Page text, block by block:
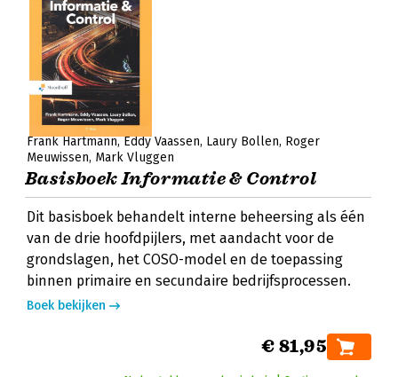
Frank Hartmann Eddy Vaassen Laury Bollen Roger
Meuwissen Mark Vluggen
Basisboek Informatie & Control
Dit basisboek behandelt interne beheersing als één
van de drie hoofdpijlers, met aandacht voor de
grondslagen, het COSO-model en de toepassing
binnen primaire en secundaire bedrijfsprocessen.
Boek bekijken
€ 81,95